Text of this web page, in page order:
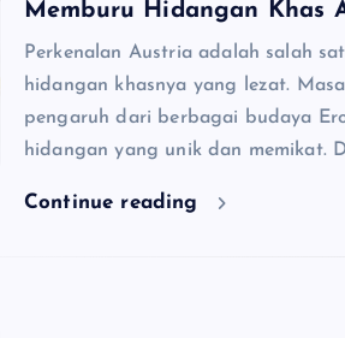
Memburu Hidangan Khas
Perkenalan Austria adalah salah
hidangan khasnya yang lezat.
pengaruh dari berbagai budaya
hidangan yang unik dan memikat.
Continue reading